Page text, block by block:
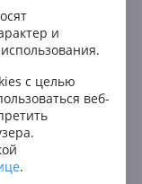
и
с целью
веб-
.